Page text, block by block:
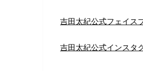
吉田太紀公式フェイス
吉田太紀公式インスタ